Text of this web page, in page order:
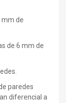
mm de
de 6 mm de
paredes
diferencial a